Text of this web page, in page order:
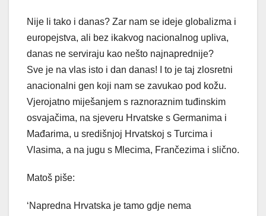
Nije li tako i danas? Zar nam se ideje globalizma i
europejstva, ali bez ikakvog nacionalnog upliva,
danas ne serviraju kao nešto najnaprednije?
Sve je na vlas isto i dan danas! I to je taj zlosretni
anacionalni gen koji nam se zavukao pod kožu.
Vjerojatno miješanjem s raznoraznim tuđinskim
osvajačima, na sjeveru Hrvatske s Germanima i
Mađarima, u središnjoj Hrvatskoj s Turcima i
Vlasima, a na jugu s Mlecima, Frančezima i slično.
Matoš piše:
‘Napredna Hrvatska je tamo gdje nema